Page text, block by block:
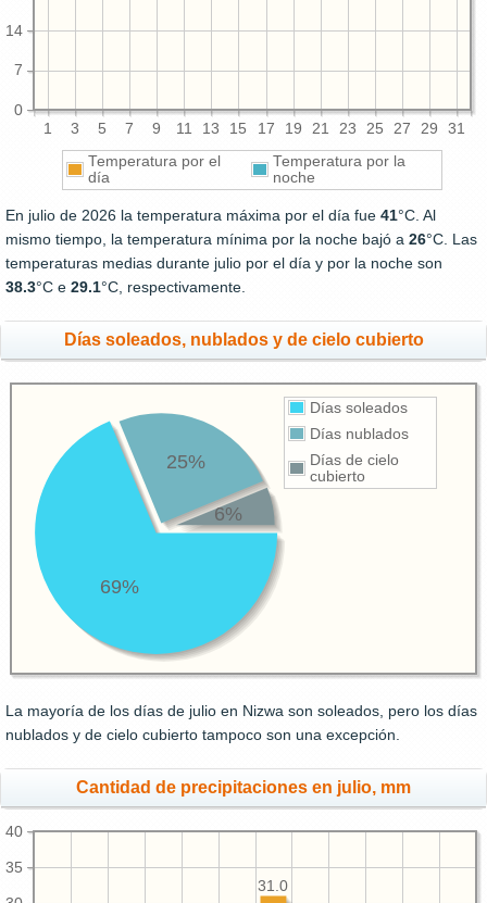
1 3 5 7 9 11 13 15 17 19 21 23 25 27 29 31
0
7
14
Temperatura por el
día
Temperatura por la
noche
En julio de 2026 la temperatura máxima por el día fue 41°C. Al
mismo tiempo, la temperatura mínima por la noche bajó a 26°C. Las
temperaturas medias durante julio por el día y por la noche son
38.3°C e 29.1°C, respectivamente.
Días soleados, nublados y de cielo cubierto
Días soleados
Días nublados
Días de cielo
cubierto
69%
25%
6%
La mayoría de los días de julio en Nizwa son soleados, pero los días
nublados y de cielo cubierto tampoco son una excepción.
Cantidad de precipitaciones en julio, mm
35
40
31.0